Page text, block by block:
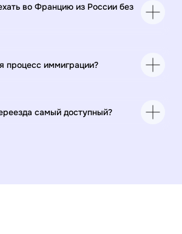
во Францию из России без
процесс иммиграции?
самый доступный?
РФ*